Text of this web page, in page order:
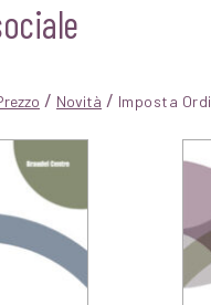
/ Novità /